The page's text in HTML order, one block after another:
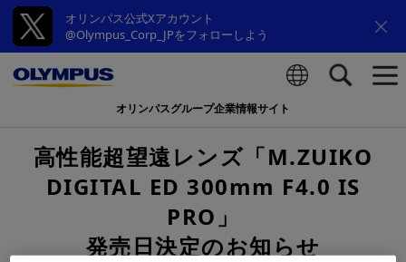
オリンパス公式Xアカウント
@Olympus_Corp_JPをフォローしよう
オリンパスグループ企業情報サイト
高性能超望遠レンズ「M.ZUIKO
DIGITAL ED 300mm F4.0 IS
PRO」
発売日決定のお知らせ